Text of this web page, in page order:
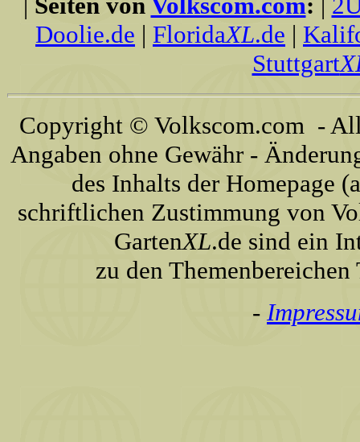
Doolie.de | FloridaXL.de |
Stuttgart
Copyright © Volkscom.com -
Angaben ohne Gewähr -
des Inhalts der Homepage
schriftlichen Zustimmung von
GartenXL.de sind ein
zu den
-